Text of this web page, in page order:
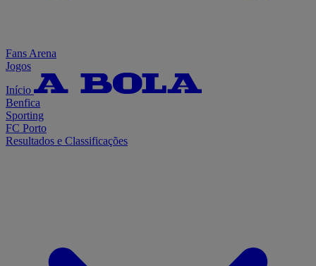
Fans Arena
Jogos
Início
Benfica
Sporting
FC Porto
Resultados e Classificações